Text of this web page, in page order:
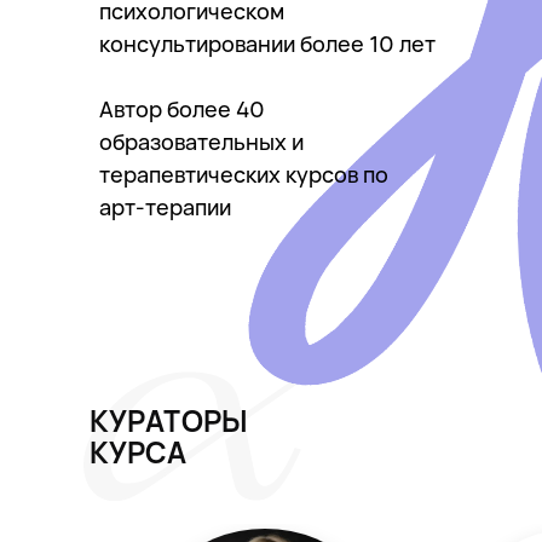
психологическом
консультировании более 10 лет
Автор более 40
образовательных и
терапевтических курсов по
арт-терапии
КУРАТОРЫ
КУРСА
2 групповых занятия с арт-
отработкой техники (онлайн-
Памятки, чек-листы, шаблоны
(все что пригодится для
диагностики рисунка и занятий)
участника курса (
применение арт-терапии в
профессиональной деятельности)
Срок обучения с 10 сентября по 7
20 000 руб.